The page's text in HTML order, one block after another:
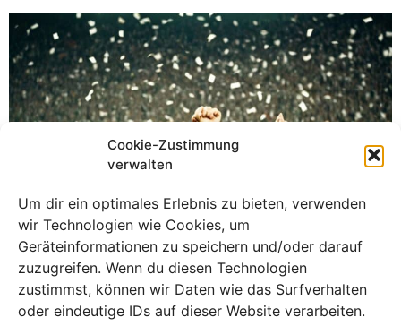
Cookie-Zustimmung
verwalten
Um dir ein optimales Erlebnis zu bieten, verwenden
wir Technologien wie Cookies, um
Geräteinformationen zu speichern und/oder darauf
zuzugreifen. Wenn du diesen Technologien
zustimmst, können wir Daten wie das Surfverhalten
oder eindeutige IDs auf dieser Website verarbeiten.
Mit einem 2:0-Sieg gegen Ungarn in Stuttgart hat sich
Deutschland für die Europameisterschaft 2024